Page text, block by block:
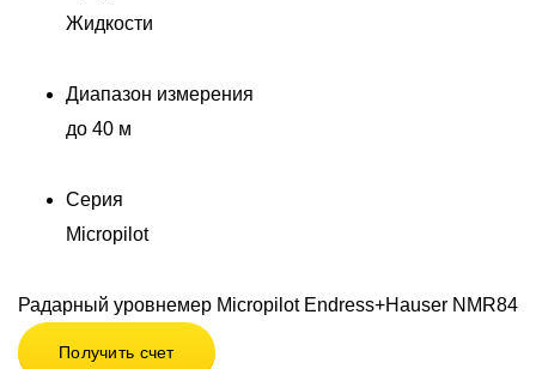
Жидкости
Диапазон измерения
до 40 м
Серия
Micropilot
Радарный уровнемер Micropilot Endress+Hauser NMR84
Получить счет